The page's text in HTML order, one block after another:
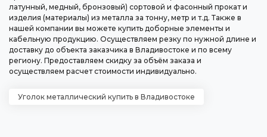
латунный, медный, бронзовый) сортовой и фасонный прокат и
изделия (материалы) из металла за тонну, метр и т.д. Также в
нашей компании вы можете купить доборные элементы и
кабельную продукцию. Осуществляем резку по нужной длине и
доставку до объекта заказчика в Владивостоке и по всему
региону. Предоставляем скидку за объём заказа и
осуществляем расчет стоимости индивидуально.
Уголок металлический купить в Владивостоке